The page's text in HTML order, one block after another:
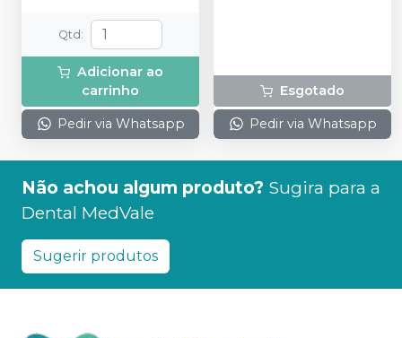
Qtd :
Adicionar ao
carrinho
Pedir via Whatsapp
Esgotado
Pedir via Whatsapp
Não achou algum produto? Sugira para a
Dental MedVale
Sugerir produtos